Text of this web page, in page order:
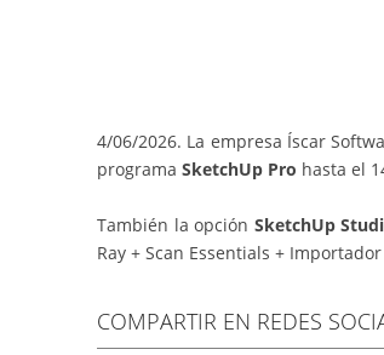
4/06/2026. La empresa Íscar
programa SketchUp Pro hasta el
También la opción SketchUp
Ray + Scan Essentials +
COMPARTIR EN REDES